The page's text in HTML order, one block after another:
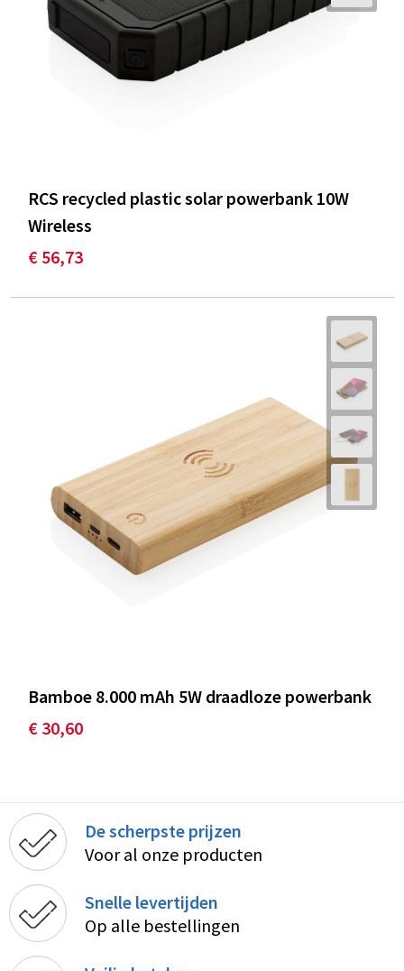
RCS recycled plastic solar powerbank 10W
Wireless
€ 56,73
Bamboe 8.000 mAh 5W draadloze powerbank
€ 30,60
De scherpste prijzen
Voor al onze producten
Snelle levertijden
Op alle bestellingen